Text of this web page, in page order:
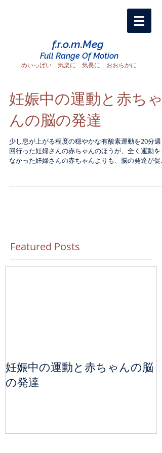
f.r.o.m.Meg
Full Range Of Motion
めいっぱい 気楽に 気長に おおらかに
Featured Posts
妊娠中の運動と赤ちゃ
んの脳の発達
少し息が上がる程度の穏やかな有酸素運動を20分週
回行った妊婦さんの赤ちゃんのほうが、全く運動をし
なかった妊婦さんの赤ちゃんよりも、脳の発達が促進
妊娠中の運動と赤ちゃんの脳
の発達